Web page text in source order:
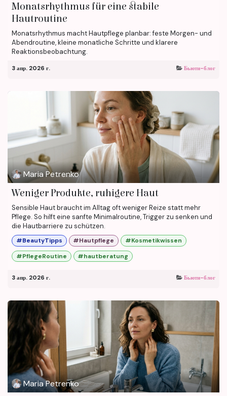
Monatsrhythmus für eine stabile
Hautroutine
Monatsrhythmus macht Hautpflege planbar: feste Morgen- und
Abendroutine, kleine monatliche Schritte und klarere
Reaktionsbeobachtung.
3 апр. 2026 г. Бьюти-блог
Maria Petrenko
Weniger Produkte, ruhigere Haut
Sensible Haut braucht im Alltag oft weniger Reize statt mehr
Pflege. So hilft eine sanfte Minimalroutine, Trigger zu senken und
die Hautbarriere zu schützen.
#BeautyTipps #Hautpflege
#Kosmetikwissen
#PflegeRoutine
#hautberatung
3 апр. 2026 г. Бьюти-блог
Maria Petrenko